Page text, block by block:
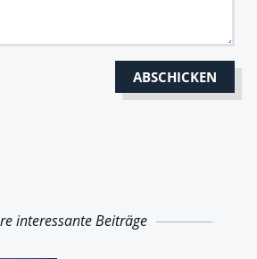
interessante Beiträge